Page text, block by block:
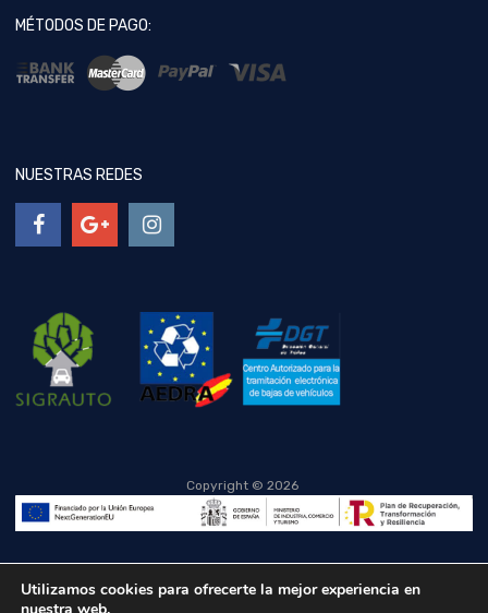
MÉTODOS DE PAGO:
NUESTRAS REDES
Copyright © 2026
Utilizamos cookies para ofrecerte la mejor experiencia en